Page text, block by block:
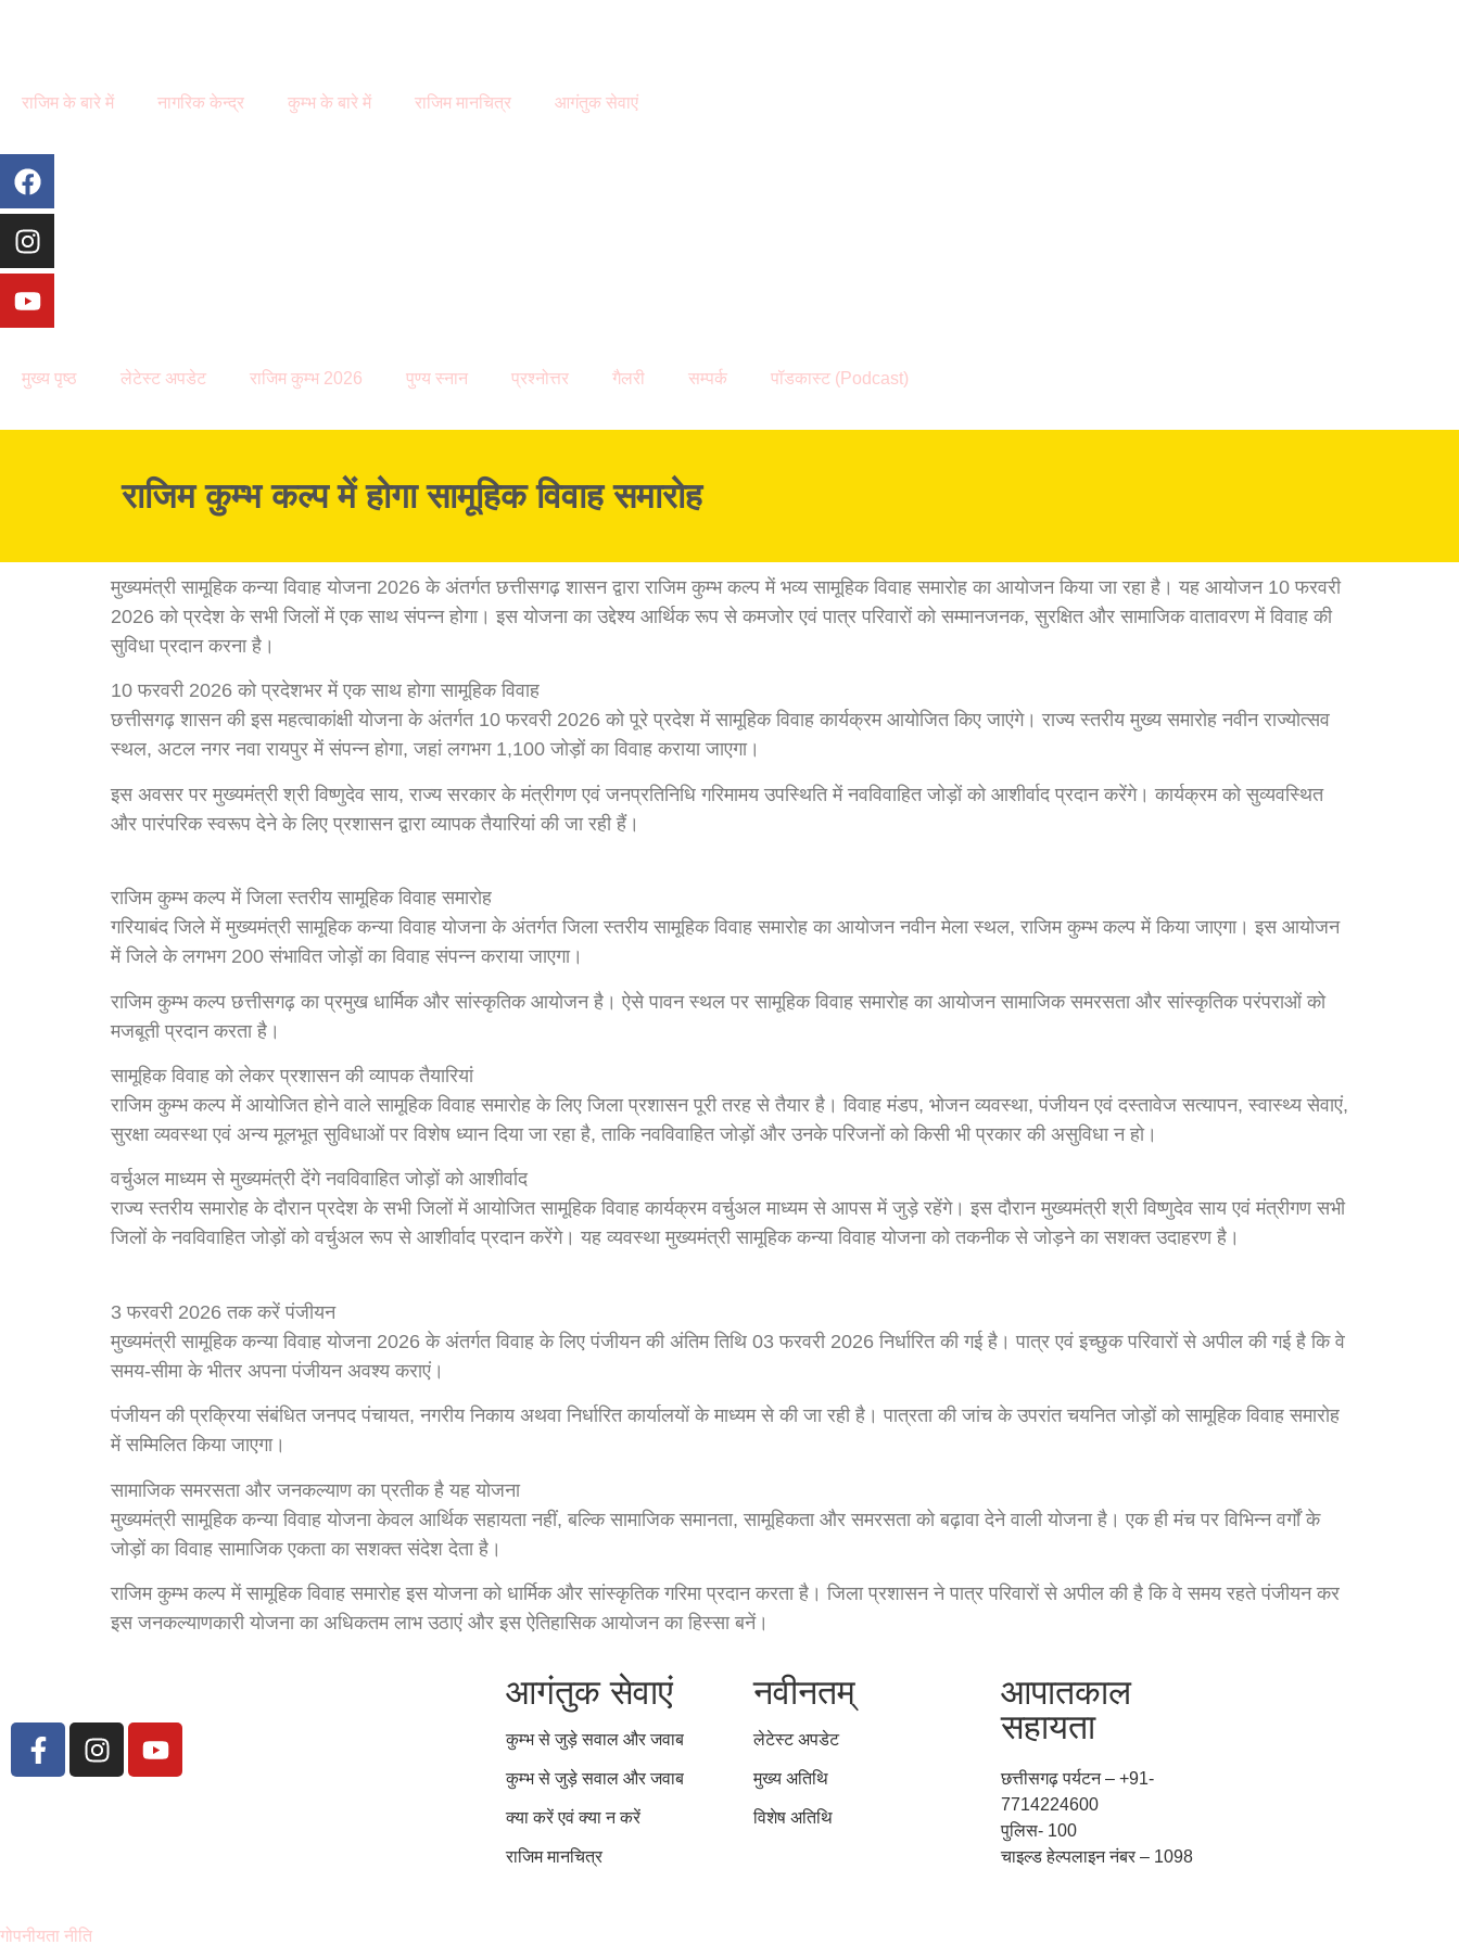
राजिम के बारे में नागरिक केन्द्र कुम्भ के बारे में राजिम मानचित्र आगंतुक सेवाएं
मुख्य पृष्ठ लेटेस्ट अपडेट राजिम कुम्भ 2026 पुण्य स्नान प्रश्नोत्तर गैलरी सम्पर्क पॉडकास्ट (Podcast)
राजिम कुम्भ कल्प में होगा सामूहिक विवाह समारोह
मुख्यमंत्री सामूहिक कन्या विवाह योजना 2026 के अंतर्गत छत्तीसगढ़ शासन द्वारा राजिम कुम्भ कल्प में भव्य सामूहिक विवाह समारोह का आयोजन किया जा रहा है। यह आयोजन 10 फरवरी
2026 को प्रदेश के सभी जिलों में एक साथ संपन्न होगा। इस योजना का उद्देश्य आर्थिक रूप से कमजोर एवं पात्र परिवारों को सम्मानजनक, सुरक्षित और सामाजिक वातावरण में विवाह की
सुविधा प्रदान करना है।
10 फरवरी 2026 को प्रदेशभर में एक साथ होगा सामूहिक विवाह
छत्तीसगढ़ शासन की इस महत्वाकांक्षी योजना के अंतर्गत 10 फरवरी 2026 को पूरे प्रदेश में सामूहिक विवाह कार्यक्रम आयोजित किए जाएंगे। राज्य स्तरीय मुख्य समारोह नवीन राज्योत्सव
स्थल, अटल नगर नवा रायपुर में संपन्न होगा, जहां लगभग 1,100 जोड़ों का विवाह कराया जाएगा।
इस अवसर पर मुख्यमंत्री श्री विष्णुदेव साय, राज्य सरकार के मंत्रीगण एवं जनप्रतिनिधि गरिमामय उपस्थिति में नवविवाहित जोड़ों को आशीर्वाद प्रदान करेंगे। कार्यक्रम को सुव्यवस्थित
और पारंपरिक स्वरूप देने के लिए प्रशासन द्वारा व्यापक तैयारियां की जा रही हैं।
राजिम कुम्भ कल्प में जिला स्तरीय सामूहिक विवाह समारोह
गरियाबंद जिले में मुख्यमंत्री सामूहिक कन्या विवाह योजना के अंतर्गत जिला स्तरीय सामूहिक विवाह समारोह का आयोजन नवीन मेला स्थल, राजिम कुम्भ कल्प में किया जाएगा। इस आयोजन
में जिले के लगभग 200 संभावित जोड़ों का विवाह संपन्न कराया जाएगा।
राजिम कुम्भ कल्प छत्तीसगढ़ का प्रमुख धार्मिक और सांस्कृतिक आयोजन है। ऐसे पावन स्थल पर सामूहिक विवाह समारोह का आयोजन सामाजिक समरसता और सांस्कृतिक परंपराओं को
मजबूती प्रदान करता है।
सामूहिक विवाह को लेकर प्रशासन की व्यापक तैयारियां
राजिम कुम्भ कल्प में आयोजित होने वाले सामूहिक विवाह समारोह के लिए जिला प्रशासन पूरी तरह से तैयार है। विवाह मंडप, भोजन व्यवस्था, पंजीयन एवं दस्तावेज सत्यापन, स्वास्थ्य सेवाएं,
सुरक्षा व्यवस्था एवं अन्य मूलभूत सुविधाओं पर विशेष ध्यान दिया जा रहा है, ताकि नवविवाहित जोड़ों और उनके परिजनों को किसी भी प्रकार की असुविधा न हो।
वर्चुअल माध्यम से मुख्यमंत्री देंगे नवविवाहित जोड़ों को आशीर्वाद
राज्य स्तरीय समारोह के दौरान प्रदेश के सभी जिलों में आयोजित सामूहिक विवाह कार्यक्रम वर्चुअल माध्यम से आपस में जुड़े रहेंगे। इस दौरान मुख्यमंत्री श्री विष्णुदेव साय एवं मंत्रीगण सभी
जिलों के नवविवाहित जोड़ों को वर्चुअल रूप से आशीर्वाद प्रदान करेंगे। यह व्यवस्था मुख्यमंत्री सामूहिक कन्या विवाह योजना को तकनीक से जोड़ने का सशक्त उदाहरण है।
3 फरवरी 2026 तक करें पंजीयन
मुख्यमंत्री सामूहिक कन्या विवाह योजना 2026 के अंतर्गत विवाह के लिए पंजीयन की अंतिम तिथि 03 फरवरी 2026 निर्धारित की गई है। पात्र एवं इच्छुक परिवारों से अपील की गई है कि वे
समय-सीमा के भीतर अपना पंजीयन अवश्य कराएं।
पंजीयन की प्रक्रिया संबंधित जनपद पंचायत, नगरीय निकाय अथवा निर्धारित कार्यालयों के माध्यम से की जा रही है। पात्रता की जांच के उपरांत चयनित जोड़ों को सामूहिक विवाह समारोह
में सम्मिलित किया जाएगा।
सामाजिक समरसता और जनकल्याण का प्रतीक है यह योजना
मुख्यमंत्री सामूहिक कन्या विवाह योजना केवल आर्थिक सहायता नहीं, बल्कि सामाजिक समानता, सामूहिकता और समरसता को बढ़ावा देने वाली योजना है। एक ही मंच पर विभिन्न वर्गों के
जोड़ों का विवाह सामाजिक एकता का सशक्त संदेश देता है।
राजिम कुम्भ कल्प में सामूहिक विवाह समारोह इस योजना को धार्मिक और सांस्कृतिक गरिमा प्रदान करता है। जिला प्रशासन ने पात्र परिवारों से अपील की है कि वे समय रहते पंजीयन कर
इस जनकल्याणकारी योजना का अधिकतम लाभ उठाएं और इस ऐतिहासिक आयोजन का हिस्सा बनें।
आगंतुक सेवाएं
कुम्भ से जुड़े सवाल और जवाब
कुम्भ से जुड़े सवाल और जवाब
क्या करें एवं क्या न करें
राजिम मानचित्र
नवीनतम्
लेटेस्ट अपडेट
मुख्य अतिथि
विशेष अतिथि
आपातकाल
सहायता
छत्तीसगढ़ पर्यटन – +91-
7714224600
पुलिस- 100
चाइल्ड हेल्पलाइन नंबर – 1098
गोपनीयता नीति